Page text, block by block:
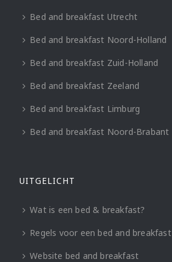
Bed and breakfast Utrecht
Bed and breakfast Noord-Holland
Bed and breakfast Zuid-Holland
Bed and breakfast Zeeland
Bed and breakfast Limburg
Bed and breakfast Noord-Brabant
UITGELICHT
Wat is een bed & breakfast?
Regels voor een bed and breakfast
Website bed and breakfast